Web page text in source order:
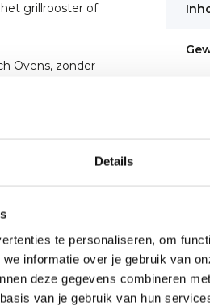
Details
te personaliseren, om
informatie over je gebruik van
deze gegevens combineren
van je gebruik van hun
grillrooster of
Ovens, zonder
Met zijn
en kookt
betrouwbaar
aan traditionele
te serveren. Het